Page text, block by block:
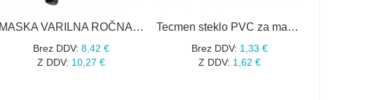
MASKA VARILNA ROČNA, Filter 90x110mm
Brez DDV: 8,42 €
Z DDV: 10,27 €
Tecmen steklo PVC za masko LV100 notranje 98X51
Brez DDV: 1,33 €
Z DDV: 1,62 €